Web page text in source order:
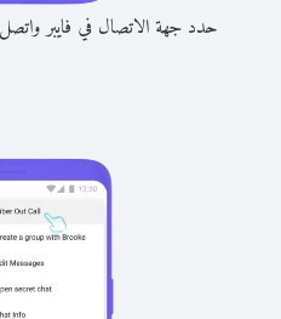
حدد جهة الاتصال في فايبر